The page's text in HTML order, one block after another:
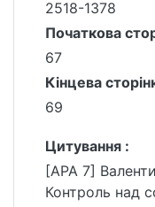
2518-1378
Початкова
67
Кінцева
69
Цитування :
[APA 7]
Контроль над